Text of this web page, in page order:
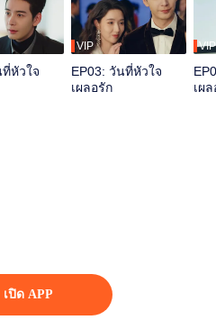
เปิด APP
หัวใจ
VIP
EP03: วันที่หัวใจ
เผลอรัก
VIP
เผ